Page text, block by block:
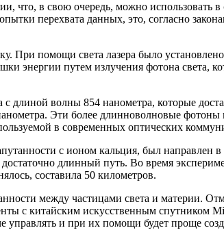
что, в свою очередь, можно использовать
перехвата данных, это, согласно
помощи света лазера было установлено
энергии путем излучения фотона света,
длиной волны 854 нанометра, которые
Эти более длинноволновые фотоны
в современных оптических
с ионом кальция, был направлен
длинный путь. Во время
составила 50 километров.
между частицами света и материи.
с китайским искусственным спутником
и при их помощи будет проще